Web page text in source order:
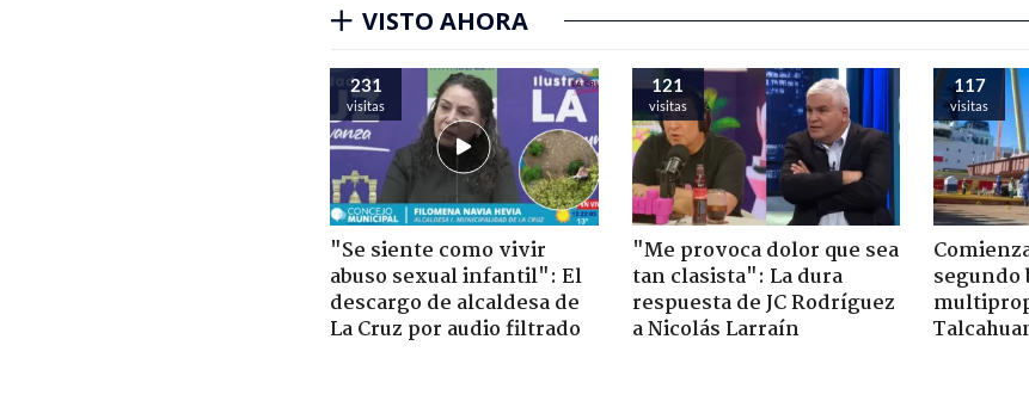
VISTO AHORA
231
visitas
"Se siente como vivir
abuso sexual infantil": El
descargo de alcaldesa de
La Cruz por audio filtrado
121
visitas
"Me provoca dolor que sea
tan clasista": La dura
respuesta de JC Rodríguez
a Nicolás Larraín
117
visitas
segundo